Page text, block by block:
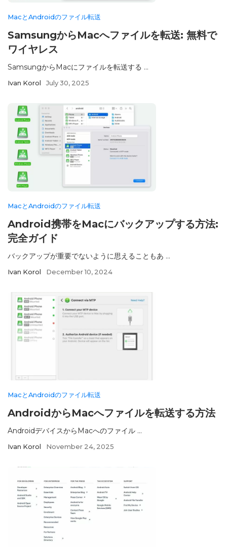
MacとAndroidのファイル転送
SamsungからMacへファイルを転送: 無料で
ワイヤレス
SamsungからMacにファイルを転送する ...
Ivan Korol July 30, 2025
MacとAndroidのファイル転送
Android携帯をMacにバックアップする方法:
完全ガイド
バックアップが重要でないように思えることもあ ...
Ivan Korol December 10, 2024
MacとAndroidのファイル転送
AndroidからMacへファイルを転送する方法
AndroidデバイスからMacへのファイル ...
Ivan Korol November 24, 2025